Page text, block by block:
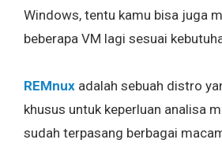
Windows, tentu kamu bisa juga
beberapa VM lagi sesuai
REMnux adalah sebuah distro
khusus untuk keperluan analisa
sudah terpasang berbagai